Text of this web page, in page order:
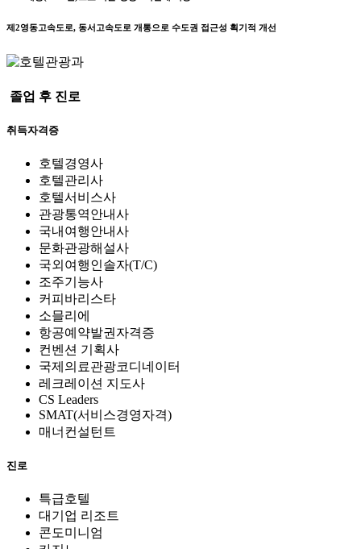
제2영동고속도로, 동서고속도로 개통으로 수도권 접근성 획기적 개선
졸업 후 진로
취득자격증
호텔경영사
호텔관리사
호텔서비스사
관광통역안내사
국내여행안내사
문화관광해설사
국외여행인솔자(T/C)
조주기능사
커피바리스타
소믈리에
항공예약발권자격증
컨벤션 기획사
국제의료관광코디네이터
레크레이션 지도사
CS Leaders
SMAT(서비스경영자격)
매너컨설턴트
진로
특급호텔
대기업 리조트
콘도미니엄